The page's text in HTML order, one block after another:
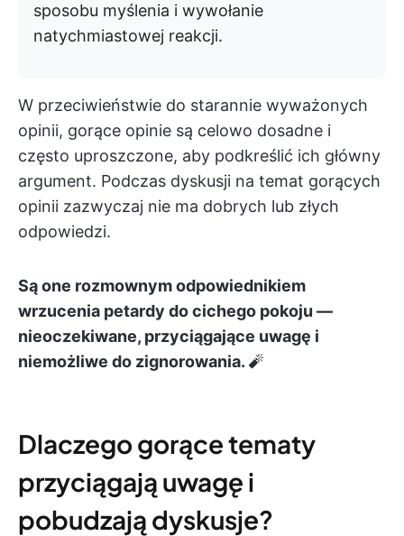
sposobu myślenia i wywołanie
natychmiastowej reakcji.
W przeciwieństwie do starannie wyważonych
opinii, gorące opinie są celowo dosadne i
często uproszczone, aby podkreślić ich główny
argument. Podczas dyskusji na temat gorących
opinii zazwyczaj nie ma dobrych lub złych
odpowiedzi.
Są one rozmownym odpowiednikiem
wrzucenia petardy do cichego pokoju —
nieoczekiwane, przyciągające uwagę i
niemożliwe do zignorowania. 🧨
Dlaczego gorące tematy
przyciągają uwagę i
pobudzają dyskusje?